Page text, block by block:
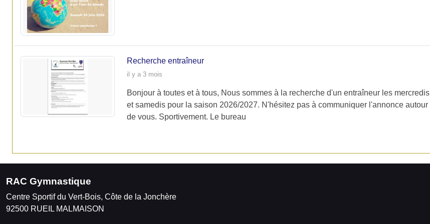
Recherche entraîneur
il y a 3 mois
Bonjour à toutes et à tous, Nous sommes à la recherche d'un entraîneur les mercredis
et samedis pour la saison 2026/2027. N'hésitez pas à communiquer l'annonce autour
de vous. Sportivement. Le bureau
RAC Gymnastique
Centre Sportif du Vert-Bois, Côte de la Jonchère
92500 RUEIL MALMAISON